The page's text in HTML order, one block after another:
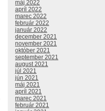
máj 2022
apríl 2022
marec 2022
február 2022
január 2022
december 2021
november 2021
október 2021
september 2021
august 2021
júl 2021
jún 2021
máj 2021
apríl 2021
marec 2021
február 2021